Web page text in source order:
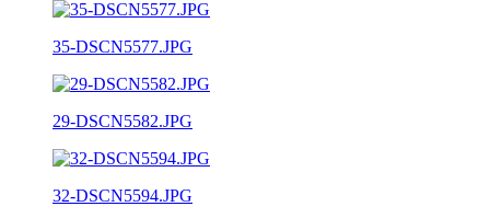
35-DSCN5577.JPG
29-DSCN5582.JPG
32-DSCN5594.JPG